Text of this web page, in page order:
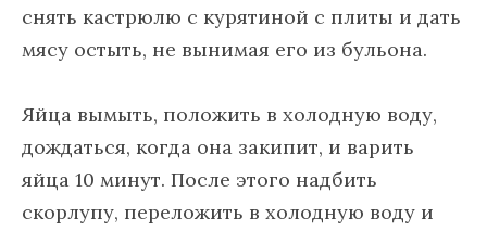
снять кастрюлю с курятиной с плиты и дать
мясу остыть, не вынимая его из бульона.
Яйца вымыть, положить в холодную воду,
дождаться, когда она закипит, и варить
яйца 10 минут. После этого надбить
скорлупу, переложить в холодную воду и